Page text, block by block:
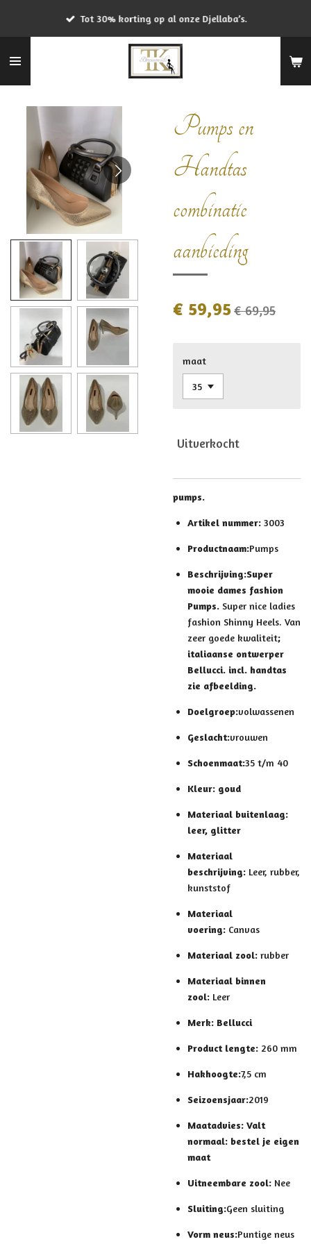
de
Tot 30% korting op al onze Djellaba’s.
Pumps en
Handtas
combinatie
aanbieding
€ 59,95€ 69,95
maat
Uitverkocht
pumps.
Artikel nummer: 3003
Productnaam:Pumps
Beschrijving:Super
mooie dames fashion
Pumps. Super nice ladies
fashion Shinny Heels. Van
zeer goede kwaliteit;
italiaanse ontwerper
Bellucci. incl. handtas
zie afbeelding.
Doelgroep:volwassenen
Geslacht:vrouwen
Schoenmaat:35 t/m 40
Kleur: goud
Materiaal buitenlaag:
leer, glitter
Materiaal
beschrijving: Leer, rubber,
kunststof
Materiaal
voering: Canvas
Materiaal zool: rubber
Materiaal binnen
zool: Leer
Merk: Bellucci
Product lengte: 260 mm
Hakhoogte:7,5 cm
Seizoensjaar:2019
Maatadvies: Valt
normaal: bestel je eigen
maat
Uitneembare zool: Nee
Sluiting:Geen sluiting
Vorm neus:Puntige neus